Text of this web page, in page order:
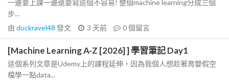
一邊要上課一邊還要寫這個不容易! 整個machine learning分成三個
步...
由 duckravel48 發文 3 天前 0個留言
[Machine Learning A-Z [2026] ] 學習筆記 Day1
這個系列文章是Udemy上的課程延伸，因為我個人想趁著育嬰假空
檔學一點data...